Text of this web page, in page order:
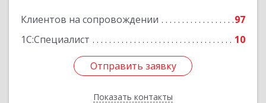
Клиентов на сопровождении
97
1С:Специалист
10
Отправить заявку
Показать контакты
Отправить заявку
Назад